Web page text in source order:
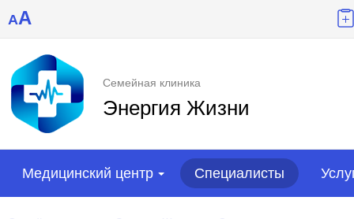
AA
Семейная клиника
Энергия Жизни
Медицинский центр Специалисты